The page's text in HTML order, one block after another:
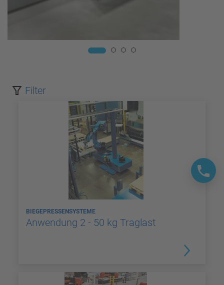
Filter
BIEGEPRESSENSYSTEME
Anwendung 2 - 50 kg Traglast